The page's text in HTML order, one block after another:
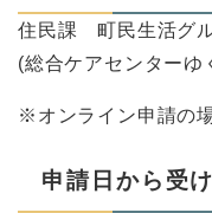
住民課 町民生活グ
(総合ケアセンターゆ
※オンライン申請の
申請日から受